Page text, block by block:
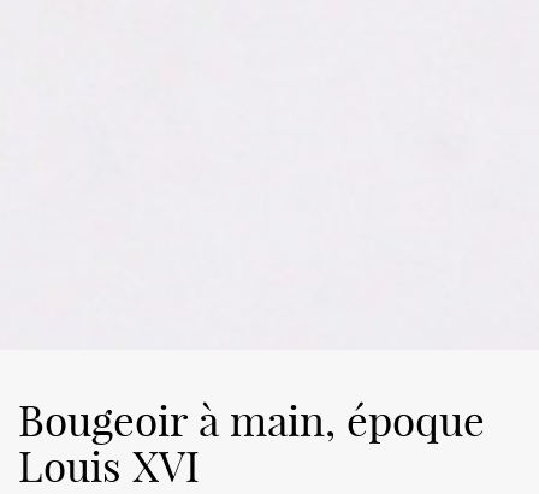
Bougeoir à main, époque
Louis XVI